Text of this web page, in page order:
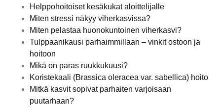
Helppohoitoiset kesäkukat aloittelijalle
Miten stressi näkyy viherkasvissa?
Miten pelastaa huonokuntoinen viherkasvi?
Tulppaanikausi parhaimmillaan – vinkit ostoon ja
hoitoon
Mikä on paras ruukkukuusi?
Koristekaali (Brassica oleracea var. sabellica) hoito
Mitkä kasvit sopivat parhaiten varjoisaan
puutarhaan?